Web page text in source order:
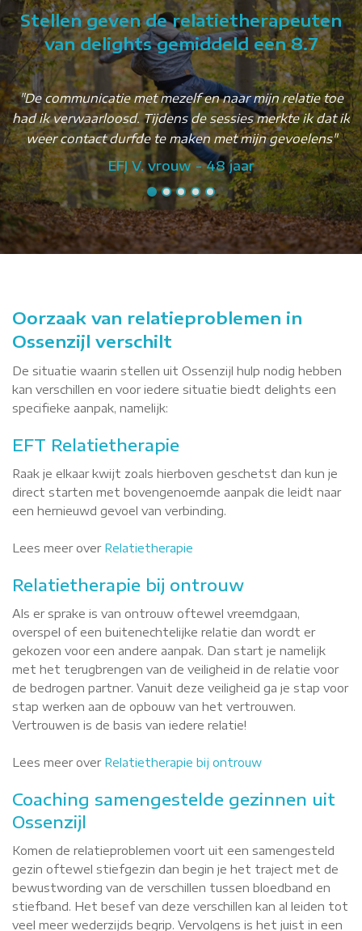
Stellen geven de relatietherapeuten
van delights gemiddeld een 8.7
"De communicatie met mezelf en naar mijn relatie toe
had ik verwaarloosd. Tijdens de sessies merkte ik dat ik
weer contact durfde te maken met mijn gevoelens"
EFJ V. vrouw - 48 jaar
Oorzaak van relatieproblemen in
Ossenzijl verschilt
De situatie waarin stellen uit Ossenzijl hulp nodig hebben
kan verschillen en voor iedere situatie biedt delights een
specifieke aanpak, namelijk:
EFT Relatietherapie
Raak je elkaar kwijt zoals hierboven geschetst dan kun je
direct starten met bovengenoemde aanpak die leidt naar
een hernieuwd gevoel van verbinding.
Lees meer over Relatietherapie
Relatietherapie bij ontrouw
Als er sprake is van ontrouw oftewel vreemdgaan,
overspel of een buitenechtelijke relatie dan wordt er
gekozen voor een andere aanpak. Dan start je namelijk
met het terugbrengen van de veiligheid in de relatie voor
de bedrogen partner. Vanuit deze veiligheid ga je stap voor
stap werken aan de opbouw van het vertrouwen.
Vertrouwen is de basis van iedere relatie!
Lees meer over Relatietherapie bij ontrouw
Coaching samengestelde gezinnen uit
Ossenzijl
Komen de relatieproblemen voort uit een samengesteld
gezin oftewel stiefgezin dan begin je het traject met de
bewustwording van de verschillen tussen bloedband en
stiefband. Het besef van deze verschillen kan al leiden tot
veel meer wederzijds begrip. Vervolgens is het juist in een